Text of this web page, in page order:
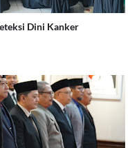
Dini Kanker